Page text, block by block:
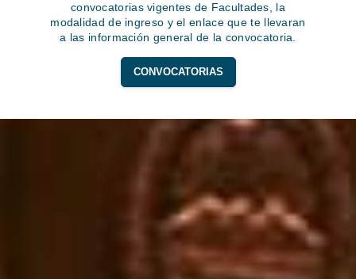
convocatorias vigentes de Facultades, la
modalidad de ingreso y el enlace que te llevaran
a las información general de la convocatoria.
CONVOCATORIAS